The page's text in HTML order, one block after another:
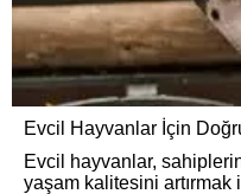
Evcil Hayvanlar İçin
Evcil hayvanlar,
yaşam kalitesini